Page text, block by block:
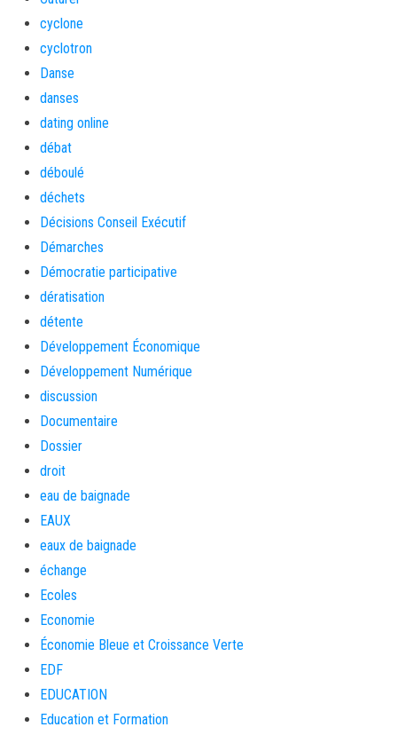
cyclone
cyclotron
Danse
danses
dating online
débat
déboulé
déchets
Décisions Conseil Exécutif
Démarches
Démocratie participative
dératisation
détente
Développement Économique
Développement Numérique
discussion
Documentaire
Dossier
droit
eau de baignade
EAUX
eaux de baignade
échange
Ecoles
Economie
Économie Bleue et Croissance Verte
EDF
EDUCATION
Education et Formation